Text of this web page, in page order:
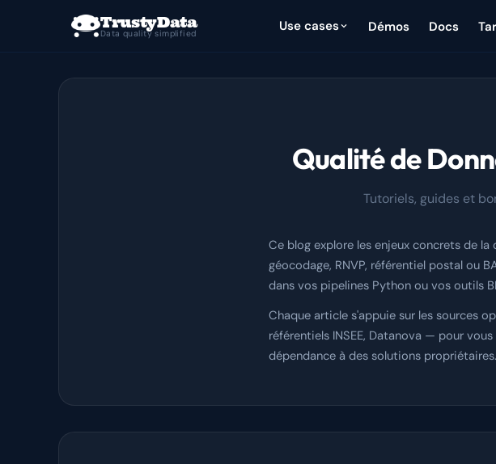
TrustyData
Data quality simplified Use cases Démos Docs
Qualité de
Tutoriels, guides et
Ce blog explore les enjeux concrets de
géocodage, RNVP, référentiel postal ou
dans vos pipelines Python ou vos outils
Chaque article s'appuie sur les sources
référentiels INSEE, Datanova — pour
dépendance à des solutions propriétaires.